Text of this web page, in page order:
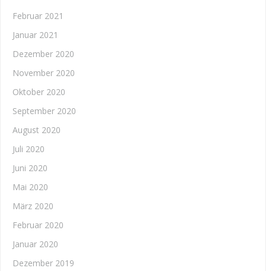
Februar 2021
Januar 2021
Dezember 2020
November 2020
Oktober 2020
September 2020
August 2020
Juli 2020
Juni 2020
Mai 2020
März 2020
Februar 2020
Januar 2020
Dezember 2019